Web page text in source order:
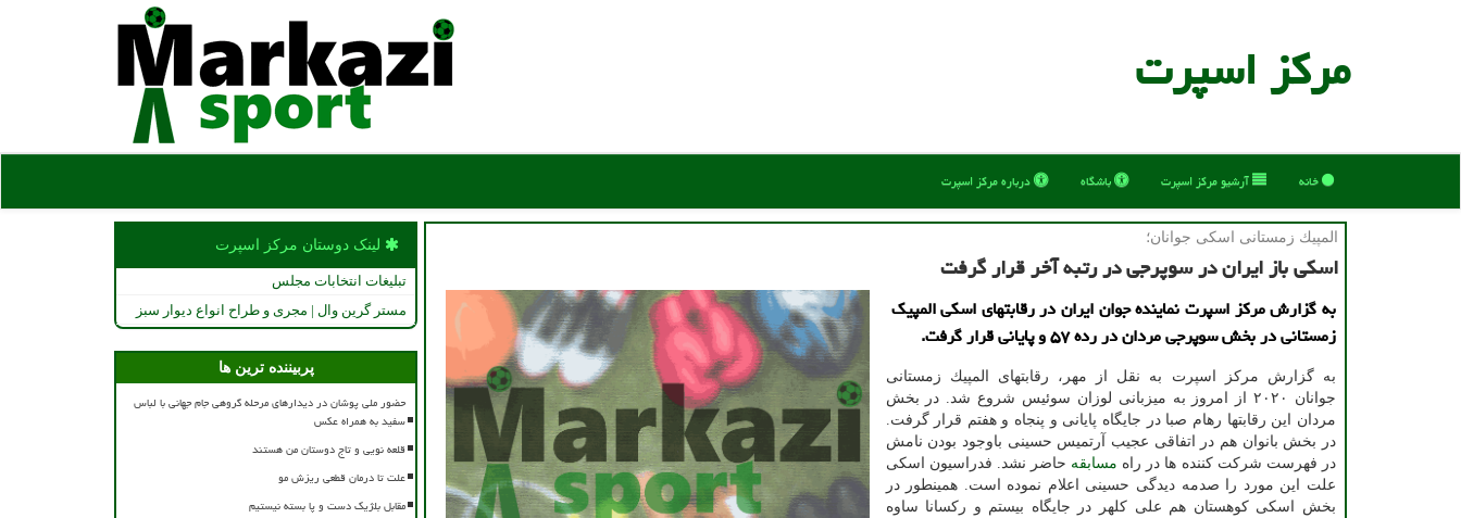
مركز اسپرت
خانه آرشیو مركز اسپرت باشگاه درباره مركز اسپرت
المپیك زمستانی اسكی جوانان؛
اسكی باز ایران در سوپرجی در رتبه آخر قرار گرفت
به گزارش مركز اسپرت نماینده جوان ایران در رقابتهای اسكی المپیك
زمستانی در بخش سوپرجی مردان در رده ۵۷ و پایانی قرار گرفت.
به گزارش مركز اسپرت به نقل از مهر، رقابتهای المپیك زمستانی
جوانان ۲۰۲۰ از امروز به میزبانی لوزان سوئیس شروع شد. در بخش
مردان این رقابتها رهام صبا در جایگاه پایانی و پنجاه و هفتم قرار گرفت.
در بخش بانوان هم در اتفاقی عجیب آرتمیس حسینی باوجود بودن نامش
در فهرست شركت كننده ها در راه مسابقه حاضر نشد. فدراسیون اسكی
علت این مورد را صدمه دیدگی حسینی اعلام نموده است. همینطور در
بخش اسكی كوهستان هم علی كلهر در جایگاه بیستم و ركسانا ساوه
لینک دوستان مركز اسپرت
تبلیغات انتخابات مجلس
مستر گرین وال | مجری و طراح انواع دیوار سبز
پربیننده ترین ها
حضور ملی پوشان در دیدارهای مرحله گروهی جام جهانی با لباس
سفید به همراه عکس
قلعه نویی و تاج دوستان من هستند
علت تا درمان قطعی ریزش مو
مقابل بلژیک دست و پا بسته نیستیم